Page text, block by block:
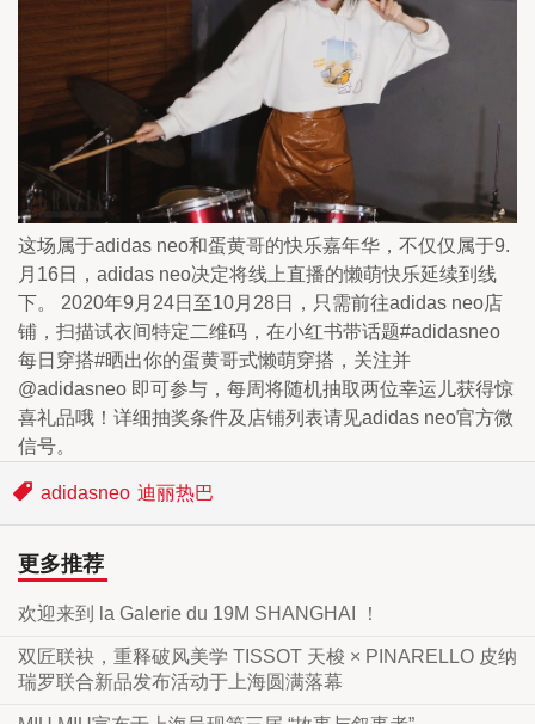
这场属于adidas neo和蛋黄哥的快乐嘉年华，不仅仅属于9.
月16日，adidas neo决定将线上直播的懒萌快乐延续到线
下。 2020年9月24日至10月28日，只需前往adidas neo店
铺，扫描试衣间特定二维码，在小红书带话题#adidasneo
每日穿搭#晒出你的蛋黄哥式懒萌穿搭，关注并
@adidasneo 即可参与，每周将随机抽取两位幸运儿获得惊
喜礼品哦！详细抽奖条件及店铺列表请见adidas neo官方微
信号。
adidasneo 迪丽热巴
更多推荐
欢迎来到 la Galerie du 19M SHANGHAI ！
双匠联袂，重释破风美学 TISSOT 天梭 × PINARELLO 皮纳
瑞罗联合新品发布活动于上海圆满落幕